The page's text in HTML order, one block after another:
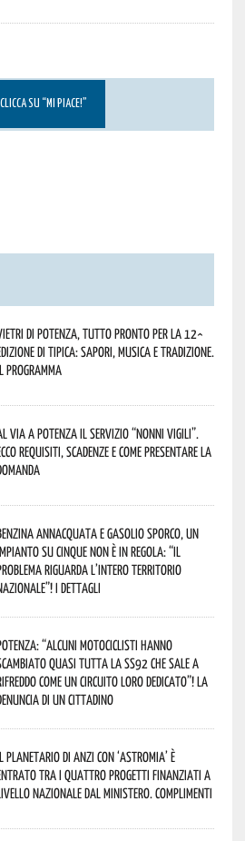
SU “MI PIACE!”
di Potenza, tutto pronto per la 12^
di Tipica: sapori, musica e tradizione.
programma
via a Potenza il servizio “Nonni Vigili”.
requisiti, scadenze e come presentare la
annacquata e gasolio sporco, un
su cinque non è in regola: “il
riguarda l’intero territorio
I dettagli
“alcuni motociclisti hanno
quasi tutta la SS92 che sale a
come un circuito loro dedicato”! La
di un cittadino
Planetario di Anzi con ‘Astromia’ è
tra i quattro progetti finanziati a
nazionale dal Ministero. Complimenti